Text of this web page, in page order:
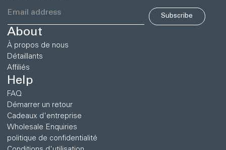
Subscribe
About
À propos de nous
Détaillants
Affiliés
Help
FAQ
Démarrer un retour
Cadeaux d'entreprise
Wholesale Enquiries
politique de confidentialité